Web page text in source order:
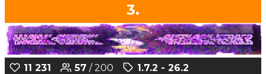
3.
11 231 57 / 200
1.7.2 - 26.2